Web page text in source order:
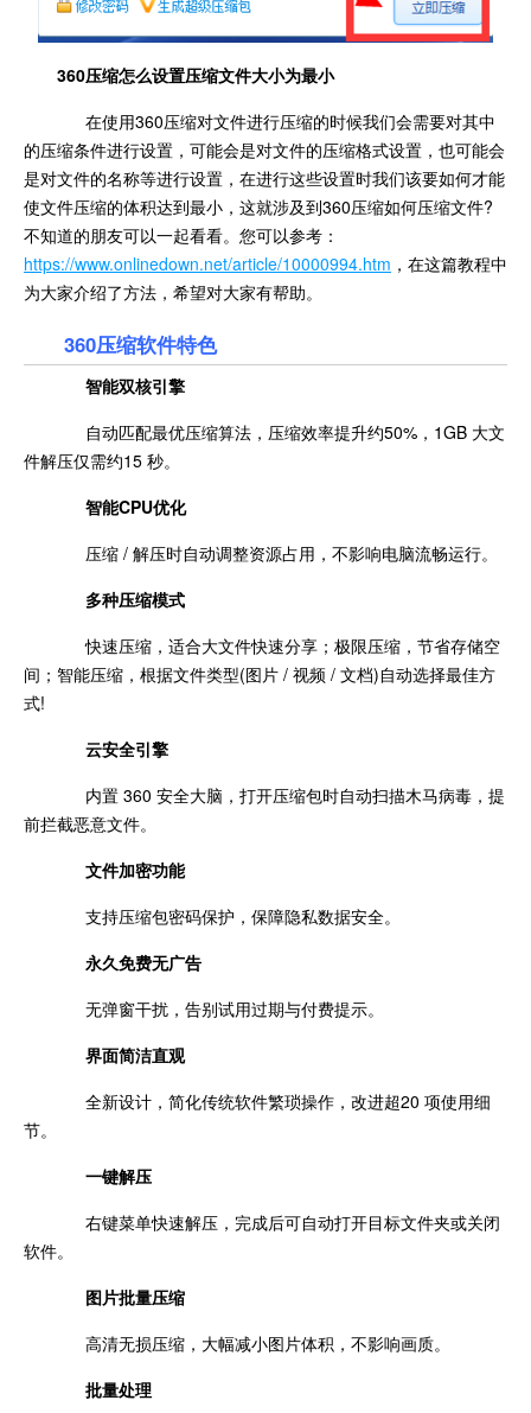
360压缩怎么设置压缩文件大小为最小
在使用360压缩对文件进行压缩的时候我们会需要对其中
的压缩条件进行设置，可能会是对文件的压缩格式设置，也可能会
是对文件的名称等进行设置，在进行这些设置时我们该要如何才能
使文件压缩的体积达到最小，这就涉及到360压缩如何压缩文件?
不知道的朋友可以一起看看。您可以参考：
https://www.onlinedown.net/article/10000994.htm ，在这篇教程中
为大家介绍了方法，希望对大家有帮助。
360压缩软件特色
智能双核引擎
自动匹配最优压缩算法，压缩效率提升约50%，1GB 大文
件解压仅需约15 秒。
智能CPU优化
压缩 / 解压时自动调整资源占用，不影响电脑流畅运行。
多种压缩模式
快速压缩，适合大文件快速分享；极限压缩，节省存储空
间；智能压缩，根据文件类型(图片 / 视频 / 文档)自动选择最佳方
式!
云安全引擎
内置 360 安全大脑，打开压缩包时自动扫描木马病毒，提
前拦截恶意文件。
文件加密功能
支持压缩包密码保护，保障隐私数据安全。
永久免费无广告
无弹窗干扰，告别试用过期与付费提示。
界面简洁直观
全新设计，简化传统软件繁琐操作，改进超20 项使用细
节。
一键解压
右键菜单快速解压，完成后可自动打开目标文件夹或关闭
软件。
图片批量压缩
高清无损压缩，大幅减小图片体积，不影响画质。
批量处理